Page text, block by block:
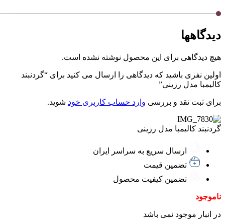
دیدگاهها
هیچ دیدگاهی برای این محصول نوشته نشده است.
اولین نفری باشید که دیدگاهی را ارسال می کنید برای “گردنبند
کالیمبا مدل رزینی”
برای ثبت نقد و بررسی وارد حساب کاربری خود شوید.
گردنبند کالیمبا مدل رزینی
ارسال سریع به سراسر ایران
تضمین قیمت
تضمین کیفیت محصول
ناموجود
در انبار موجود نمی باشد